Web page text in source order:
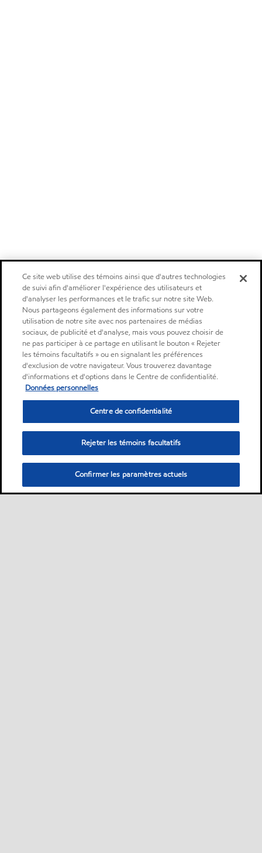
Ce site web utilise des témoins ainsi que d'autres technologies
de suivi afin d'améliorer l'expérience des utilisateurs et
d'analyser les performances et le trafic sur notre site Web.
Nous partageons également des informations sur votre
utilisation de notre site avec nos partenaires de médias
sociaux, de publicité et d'analyse, mais vous pouvez choisir de
ne pas participer à ce partage en utilisant le bouton « Rejeter
les témoins facultatifs » ou en signalant les préférences
d'exclusion de votre navigateur. Vous trouverez davantage
d'informations et d'options dans le Centre de confidentialité.
Données personnelles
Centre de confidentialité
Rejeter les témoins facultatifs
Confirmer les paramètres actuels